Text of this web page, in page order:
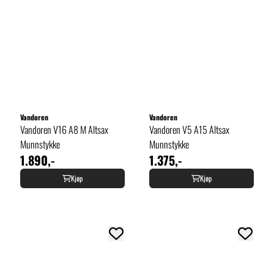
Vandoren
Vandoren V16 A8 M Altsax
Munnstykke
1.890,-
Kjøp
Vandoren
Vandoren V5 A15 Altsax
Munnstykke
1.375,-
Kjøp